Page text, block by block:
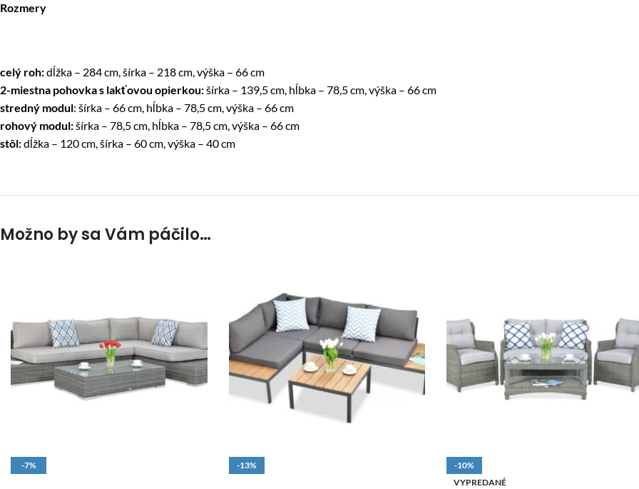
Rozmery
celý roh:dĺžka – 284 cm, šírka – 218 cm, výška – 66 cm
2-miestna pohovka s lakťovou opierkou:šírka – 139,5 cm, hĺbka – 78,5 cm, výška – 66 cm
stredný modul: šírka – 66 cm, hĺbka – 78,5 cm, výška – 66 cm
rohový modul:šírka – 78,5 cm, hĺbka – 78,5 cm, výška – 66 cm
stôl:dĺžka – 120 cm, šírka – 60 cm, výška – 40 cm
Možno by sa Vám páčilo…
-7%
-13%
-10%
VYPREDANÉ